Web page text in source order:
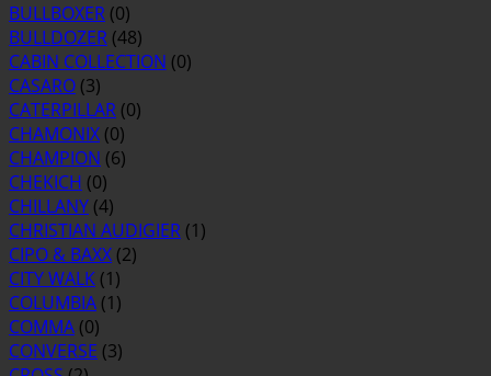
BULLBOXER (0)
BULLDOZER (48)
CABIN COLLECTION (0)
CASARO (3)
CATERPILLAR (0)
CHAMONIX (0)
CHAMPION (6)
CHEKICH (0)
CHILLANY (4)
CHRISTIAN AUDIGIER (1)
CIPO & BAXX (2)
CITY WALK (1)
COLUMBIA (1)
COMMA (0)
CONVERSE (3)